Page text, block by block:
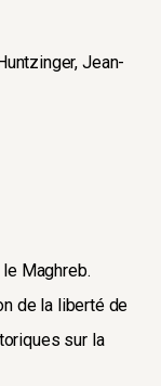
Jean-
Maghreb.
de la liberté de
sur la